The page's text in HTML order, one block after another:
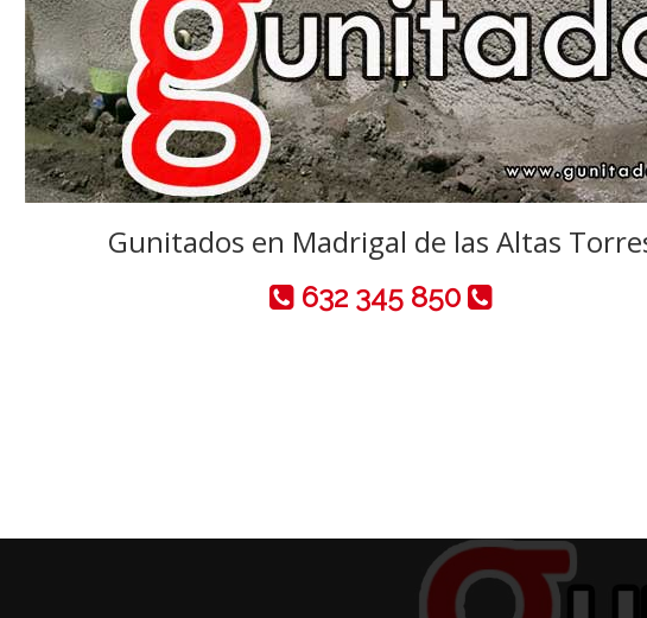
Gunitados en Madrigal de las Altas
632 345 850